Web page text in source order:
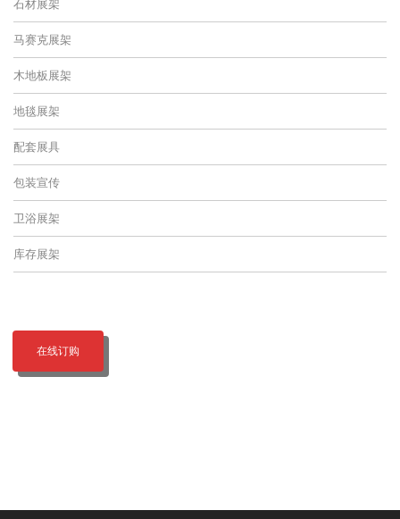
马赛克展架
木地板展架
地毯展架
配套展具
包装宣传
卫浴展架
库存展架
在线订购